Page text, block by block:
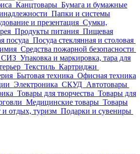
Канцтовары Бумага и бумажные
Папки и системы
и презентация Сумки,
Продукты питания Пищевая
посуда Посуда стеклянная и столовая
Средства пожарной безопасности
СИЗ Упаковка и маркировка, тара для
Текстиль Картриджи
Бытовая техника Офисная техника
Электроника СКУД Автотовары
Товары для творчества Товары для
Медицинские товары Товары
и отдых, туризм Подарки и сувениры